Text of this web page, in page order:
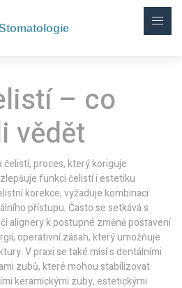
– co
vědět
čelistí,proces, který koriguje
funkci čelistí i estetiku
korekce, vyžaduje kombinaci
přístupu. Často se setkává s
alignery k postupné změně postavení
, operativní zásah, který umožňuje
. V praxi se také mísí s dentálními
zubů, které mohou stabilizovat
keramickými zuby, estetickými